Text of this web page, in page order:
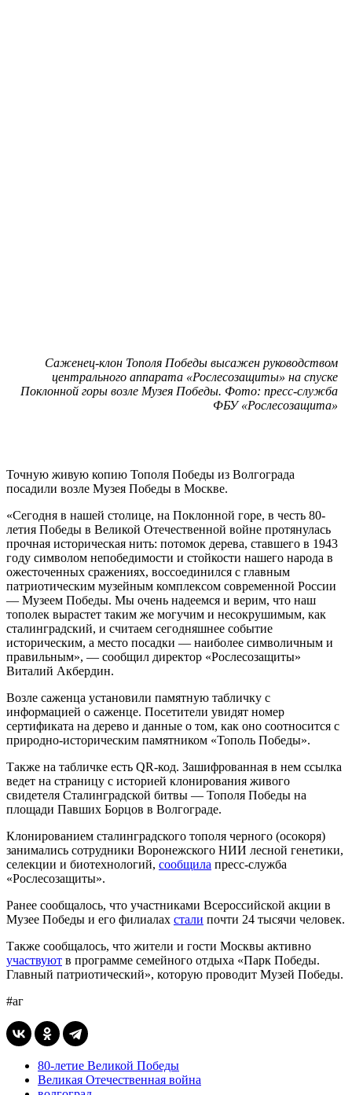
Саженец-клон Тополя Победы высажен руководством
центрального аппарата «Рослесозащиты» на спуске
Поклонной горы возле Музея Победы. Фото: пресс-служба
ФБУ «Рослесозащита»
Точную живую копию Тополя Победы из Волгограда
посадили возле Музея Победы в Москве.
«Сегодня в нашей столице, на Поклонной горе, в честь 80-
летия Победы в Великой Отечественной войне протянулась
прочная историческая нить: потомок дерева, ставшего в 1943
году символом непобедимости и стойкости нашего народа в
ожесточенных сражениях, воссоединился с главным
патриотическим музейным комплексом современной России
— Музеем Победы. Мы очень надеемся и верим, что наш
тополек вырастет таким же могучим и несокрушимым, как
сталинградский, и считаем сегодняшнее событие
историческим, а место посадки — наиболее символичным и
правильным», — сообщил директор «Рослесозащиты»
Виталий Акбердин.
Возле саженца установили памятную табличку с
информацией о саженце. Посетители увидят номер
сертификата на дерево и данные о том, как оно соотносится с
природно-историческим памятником «Тополь Победы».
Также на табличке есть QR-код. Зашифрованная в нем ссылка
ведет на страницу с историей клонирования живого
свидетеля Сталинградской битвы — Тополя Победы на
площади Павших Борцов в Волгограде.
Клонированием сталинградского тополя черного (осокоря)
занимались сотрудники Воронежского НИИ лесной генетики,
селекции и биотехнологий, сообщила пресс-служба
«Рослесозащиты».
Ранее сообщалось, что участниками Всероссийской акции в
Музее Победы и его филиалах стали почти 24 тысячи человек.
Также сообщалось, что жители и гости Москвы активно
участвуют в программе семейного отдыха «Парк Победы.
Главный патриотический», которую проводит Музей Победы.
#аг
80-летие Великой Победы
Великая Отечественная война